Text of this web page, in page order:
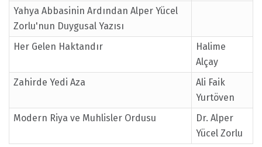
Yahya Abbasinin Ardından Alper Yücel
Zorlu'nun Duygusal Yazısı
Her Gelen Haktandır
Halime
Alçay
Zahirde Yedi Aza
Ali Faik
Yurtöven
Modern Riya ve Muhlisler Ordusu
Dr. Alper
Yücel Zorlu